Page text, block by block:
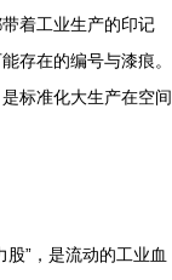
着工业生产的印记
存在的编号与漆痕。
标准化大生产在空间
”，是流动的工业血